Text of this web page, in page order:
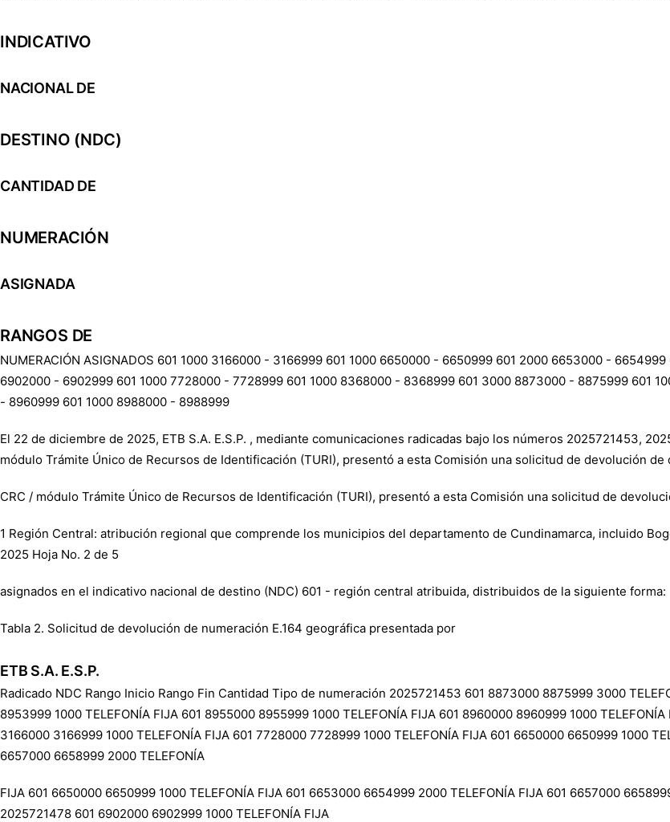
INDICATIVO
NACIONAL DE
DESTINO (NDC)
CANTIDAD DE
NUMERACIÓN
ASIGNADA
RANGOS DE
NUMERACIÓN ASIGNADOS 601 1000 3166000 - 3166999 601 1000 6650000 - 6650999 601 2000 6653000 -
6902000 - 6902999 601 1000 7728000 - 7728999 601 1000 8368000 - 8368999 601 3000 8873000 - 8875999 601
- 8960999 601 1000 8988000 - 8988999
El 22 de diciembre de 2025, ETB S.A. E.S.P. , mediante comunicaciones radicadas bajo los números 2025721453,
módulo Trámite Único de Recursos de Identificación (TURI), presentó a esta Comisión una solicitud de devolución
CRC / módulo Trámite Único de Recursos de Identificación (TURI), presentó a esta Comisión una solicitud de
1 Región Central: atribución regional que comprende los municipios del departamento de Cundinamarca, incluido
2025 Hoja No. 2 de 5
asignados en el indicativo nacional de destino (NDC) 601 - región central atribuida, distribuidos de la siguiente forma:
Tabla 2. Solicitud de devolución de numeración E.164 geográfica presentada por
ETB S.A. E.S.P.
Radicado NDC Rango Inicio Rango Fin Cantidad Tipo de numeración 2025721453 601 8873000 8875999 3000
8953999 1000 TELEFONÍA FIJA 601 8955000 8955999 1000 TELEFONÍA FIJA 601 8960000 8960999 1000
3166000 3166999 1000 TELEFONÍA FIJA 601 7728000 7728999 1000 TELEFONÍA FIJA 601 6650000 6650999 1000
6657000 6658999 2000 TELEFONÍA
FIJA 601 6650000 6650999 1000 TELEFONÍA FIJA 601 6653000 6654999 2000 TELEFONÍA FIJA 601 6657000
2025721478 601 6902000 6902999 1000 TELEFONÍA FIJA